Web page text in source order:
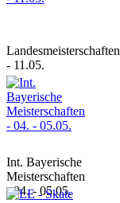
Landesmeisterschaften
- 11.05.
Int. Bayerische
Meisterschaften
- 04. - 05.05.